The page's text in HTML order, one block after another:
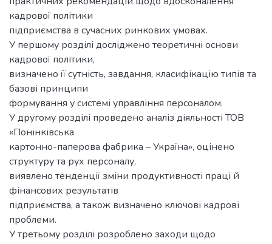
кадрової політики
підприємства в сучасних ринкових умовах.
У першому розділі досліджено теоретичні основи
кадрової політики,
визначено її сутність, завдання, класифікацію типів та
базові принципи
формування у системі управління персоналом.
У другому розділі проведено аналіз діяльності ТОВ
«Понінківська
картонно-паперова фабрика – Україна», оцінено
структуру та рух персоналу,
виявлено тенденції зміни продуктивності праці й
фінансових результатів
підприємства, а також визначено ключові кадрові
проблеми.
У третьому розділі розроблено заходи щодо